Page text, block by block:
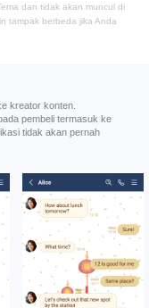
dan tidak akan muncul di
tampak berbeda jika Anda
kreator konten.
pembeli termasuk ke
tidak akan pernah